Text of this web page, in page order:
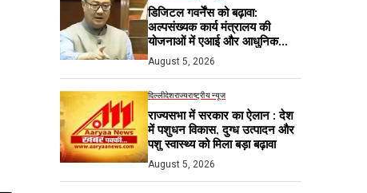
डिजिटल गवर्नेंस को बढ़ावा:
अल्पसंख्यक कार्य मंत्रालय की
योजनाओं में एआई और आधुनिक
तकनीकों का होगा उपयोग
August 5, 2026
दिल्लीदेशराज्यराष्ट्रीय न्यूज
राज्यसभा में सरकार का ऐलान : देश
में पशुधन विकास, दुग्ध उत्पादन और
पशु स्वास्थ्य को मिला बड़ा बढ़ावा
August 5, 2026